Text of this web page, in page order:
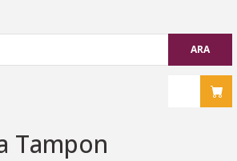
ARA
Tampon